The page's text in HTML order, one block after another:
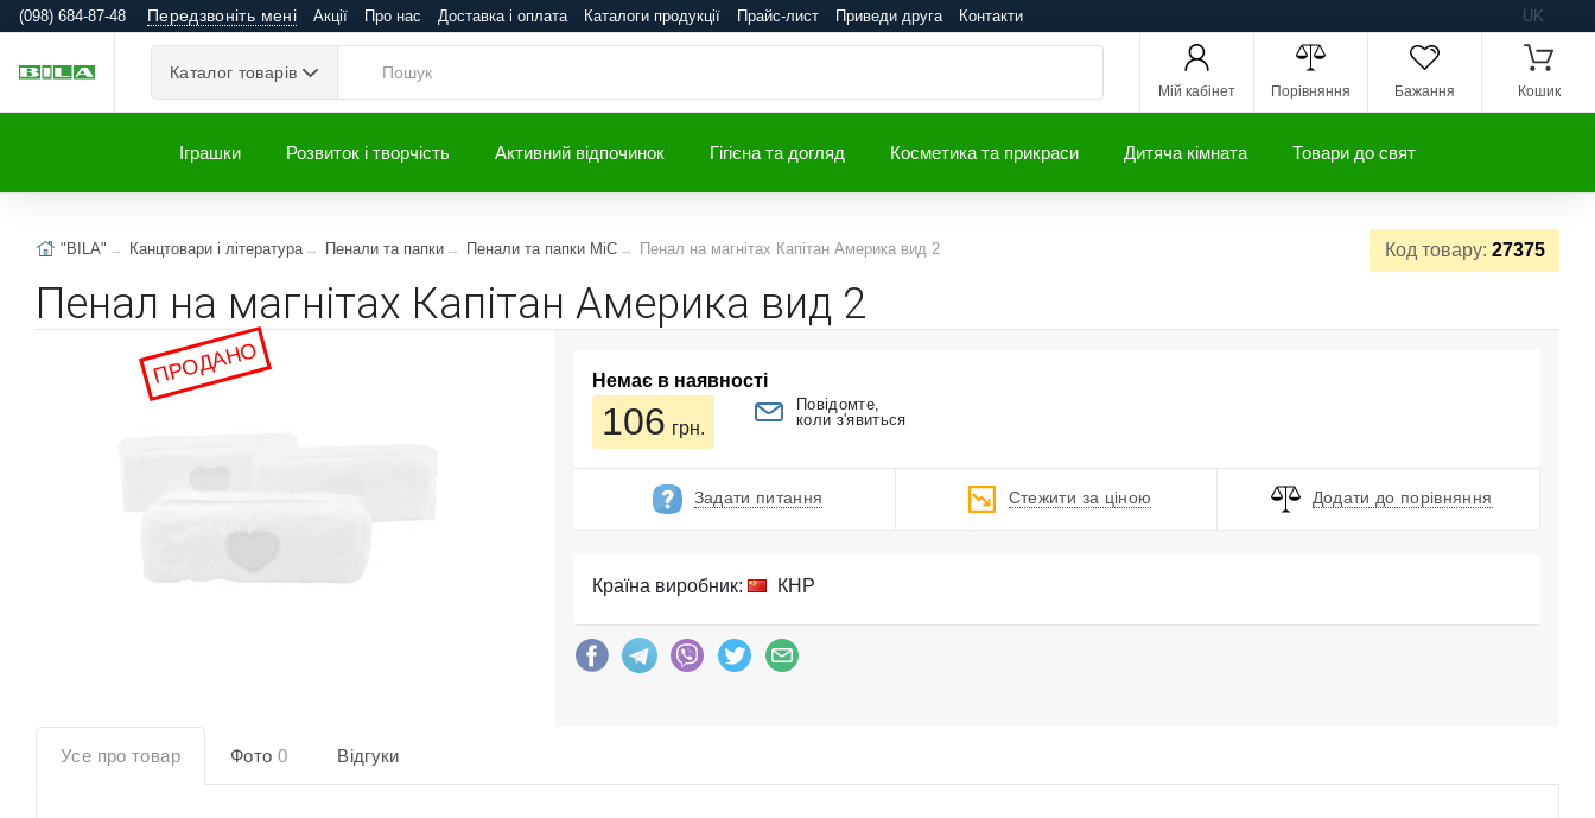
(098) 684-87-48 Передзвоніть мені Акції Про нас Доставка і оплата Каталоги продукції Прайс-лист Приведи друга Контакти UK
Каталог товарів
Мій кабінет Порівняння Бажання Кошик
Іграшки Розвиток і творчість Активний відпочинок Гігієна та догляд Косметика та прикраси Дитяча кімната Товари до свят
Код товару: 27375
"BILA" Канцтовари і література Пенали та папки Пенали та папки MiC Пенал на магнітах Капітан Америка вид 2
Пенал на магнітах Капітан Америка вид 2
ПРОДАНО Немає в наявності
106 грн.
Повідомте,
коли з'явиться
Задати питання Стежити за ціною Додати до порівняння
Країна виробник: КНР
Усе про товар Фото 0 Відгуки